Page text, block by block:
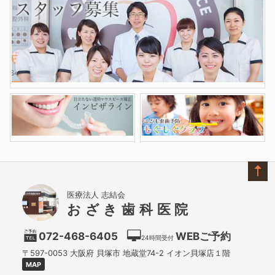
医療法人 志結会
おざき歯科医院
072-468-6405 24時間受付 WEBご予約
〒597-0053 大阪府 貝塚市 地蔵堂74-2 イオン貝塚店１階
MAP